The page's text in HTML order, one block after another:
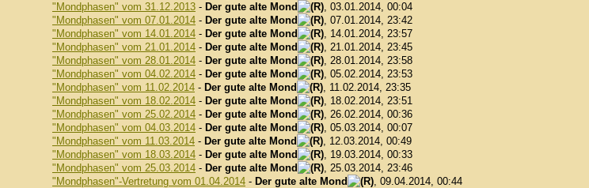
"Mondphasen" vom 31.12.2013 - Der gute alte Mond
, 03.01.2014, 00:04
"Mondphasen" vom 07.01.2014 - Der gute alte Mond
, 07.01.2014, 23:42
"Mondphasen" vom 14.01.2014 - Der gute alte Mond
, 14.01.2014, 23:57
"Mondphasen" vom 21.01.2014 - Der gute alte Mond
, 21.01.2014, 23:45
"Mondphasen" vom 28.01.2014 - Der gute alte Mond
, 28.01.2014, 23:58
"Mondphasen" vom 04.02.2014 - Der gute alte Mond
, 05.02.2014, 23:53
"Mondphasen" vom 11.02.2014 - Der gute alte Mond
, 11.02.2014, 23:35
"Mondphasen" vom 18.02.2014 - Der gute alte Mond
, 18.02.2014, 23:51
"Mondphasen" vom 25.02.2014 - Der gute alte Mond
, 26.02.2014, 00:36
"Mondphasen" vom 04.03.2014 - Der gute alte Mond
, 05.03.2014, 00:07
"Mondphasen" vom 11.03.2014 - Der gute alte Mond
, 12.03.2014, 00:49
"Mondphasen" vom 18.03.2014 - Der gute alte Mond
, 19.03.2014, 00:33
"Mondphasen" vom 25.03.2014 - Der gute alte Mond
, 25.03.2014, 23:46
"Mondphasen"-Vertretung vom 01.04.2014 - Der gute alte Mond
, 09.04.2014, 00:44